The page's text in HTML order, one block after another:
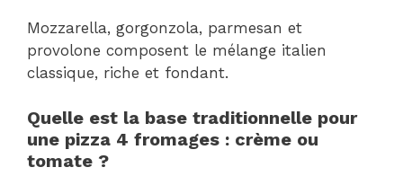
Mozzarella, gorgonzola, parmesan et
provolone composent le mélange italien
classique, riche et fondant.
Quelle est la base traditionnelle pour
une pizza 4 fromages : crème ou
tomate ?